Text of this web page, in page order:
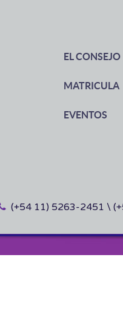
EL CONSEJO
MATRICULA
EVENTOS
(+54 11) 5263-2451 \